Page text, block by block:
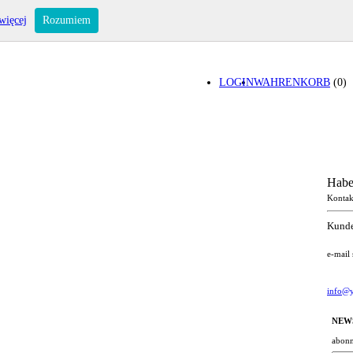
WAHRENKORB (0)
LOGIN
e-mail
Rozumiem